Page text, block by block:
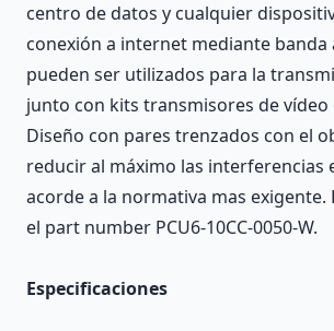
centro de datos y cualquier
conexión a internet mediante banda
pueden ser utilizados para la
junto con kits transmisores de vídeo
Diseño con pares trenzados con el
reducir al máximo las interferencias
acorde a la normativa mas exigente.
el part number PCU6-10CC-0050-W.
Especificaciones